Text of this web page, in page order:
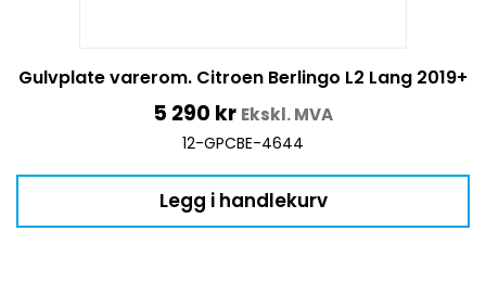
Gulvplate varerom. Citroen Berlingo L2 Lang 2019+
5 290 kr Ekskl. MVA
12-GPCBE-4644
Legg i handlekurv